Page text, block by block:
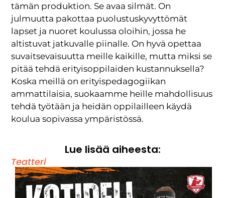
tämän produktion. Se avaa silmät. On
julmuutta pakottaa puolustuskyvyttömät
lapset ja nuoret koulussa oloihin, jossa he
altistuvat jatkuvalle piinalle. On hyvä opettaa
suvaitsevaisuutta meille kaikille, mutta miksi se
pitää tehdä erityisoppilaiden kustannuksella?
Koska meillä on erityispedagogiikan
ammattilaisia, suokaamme heille mahdollisuus
tehdä työtään ja heidän oppilailleen käydä
koulua sopivassa ympäristössä.
Lue lisää aiheesta:
Teatteri